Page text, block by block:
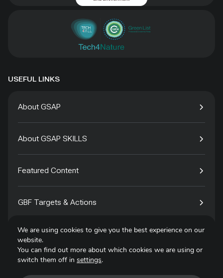
USEFUL LINKS
About GSAP
About GSAP SKILLS
Featured Content
GBF Targets & Actions
Tech4Species
We are using cookies to give you the best experience on our
website.
You can find out more about which cookies we are using or
switch them off in settings.